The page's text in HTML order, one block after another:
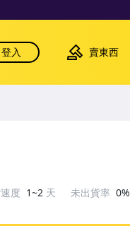
登入 賣東西
度 1~2 天 未出貨率 0%